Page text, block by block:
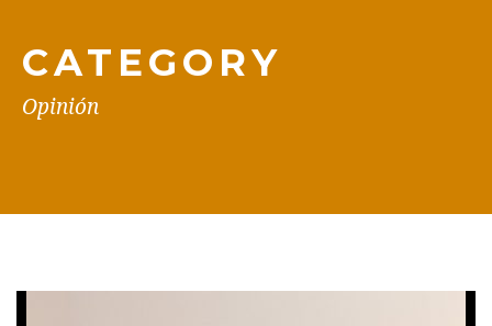
CATEGORY
Opinión